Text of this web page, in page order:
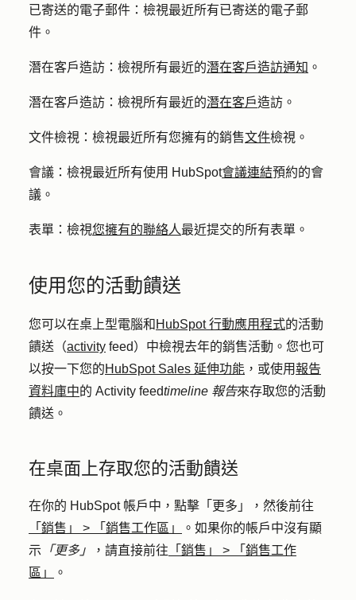
已寄送的電子郵件： 檢視最近所有已寄送的電子郵
件。
潛在客戶造訪： 檢視所有最近的潛在客戶造訪通知 。
潛在客戶造訪 ： 檢視所有最近的潛在客戶造訪。
文件檢視：檢視最近所有您擁有的銷售文件檢視。
會議： 檢視最近所有使用 HubSpot會議連結預約的會
議。
表單： 檢視您擁有的聯絡人最近提交的所有表單。
使用您的活動饋送
您可以在桌上型電腦和 HubSpot 行動應用程式的活動
饋送（activity feed）中檢視去年的銷售活動。您也可
以按一下您的HubSpot Sales 延伸功能 ，或使用報告
資料庫中的 Activity feedtimeline 報告來存取您的活動
饋送。
在桌面上存取您的活動饋送
在你的 HubSpot 帳戶中，點擊 「更多」
，然後前往
「銷售」
> 「銷售工作區」
。如果你的帳戶中沒有顯
示 「更多」 ，請直接前往 「銷售」 >
「銷售工作
區」
。